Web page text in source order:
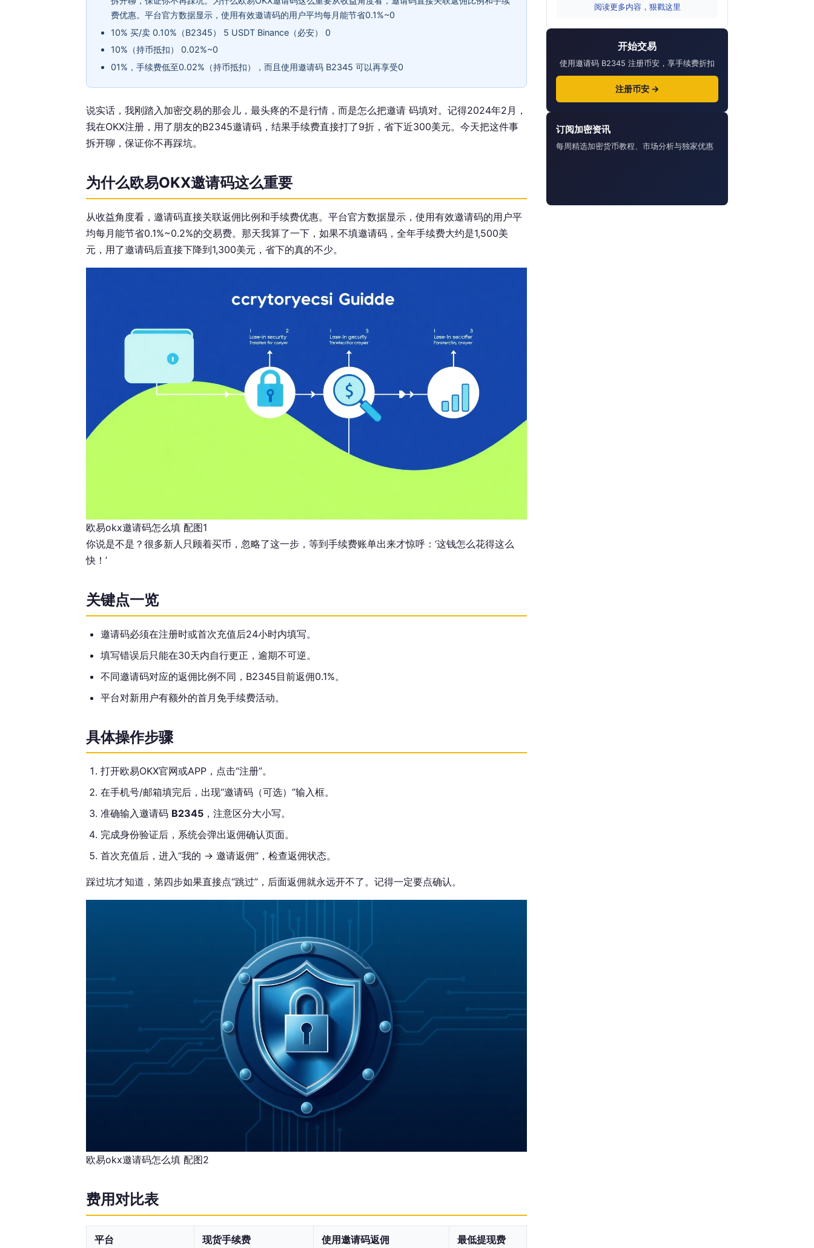
费优惠。平台官方数据显示，使用有效邀请码的用户平均每月能节省0.1%~0
10% 买/卖 0.10%（B2345） 5 USDT Binance（必安） 0
10%（持币抵扣） 0.02%~0
01%，手续费低至0.02%（持币抵扣），而且使用邀请码 B2345 可以再享受0
说实话，我刚踏入加密交易的那会儿，最头疼的不是行情，而是怎么把邀请 码填对。记得2024年2月，
我在OKX注册，用了朋友的B2345邀请码，结果手续费直接打了9折，省下近300美元。今天把这件事
拆开聊，保证你不再踩坑。
为什么欧易OKX邀请码这么重要
从收益角度看，邀请码直接关联返佣比例和手续费优惠。平台官方数据显示，使用有效邀请码的用户平
均每月能节省0.1%~0.2%的交易费。那天我算了一下，如果不填邀请码，全年手续费大约是1,500美
元，用了邀请码后直接下降到1,300美元，省下的真的不少。
欧易okx邀请码怎么填 配图1
你说是不是？很多新人只顾着买币，忽略了这一步，等到手续费账单出来才惊呼：‘这钱怎么花得这么
快！’
关键点一览
邀请码必须在注册时或首次充值后24小时内填写。
填写错误后只能在30天内自行更正，逾期不可逆。
不同邀请码对应的返佣比例不同，B2345目前返佣0.1%。
平台对新用户有额外的首月免手续费活动。
具体操作步骤
打开欧易OKX官网或APP，点击“注册”。
在手机号/邮箱填完后，出现“邀请码（可选）”输入框。
准确输入邀请码 B2345 ，注意区分大小写。
完成身份验证后，系统会弹出返佣确认页面。
首次充值后，进入“我的 -> 邀请返佣”，检查返佣状态。
踩过坑才知道，第四步如果直接点“跳过”，后面返佣就永远开不了。记得一定要点确认。
欧易okx邀请码怎么填 配图2
费用对比表
平台 现货手续费 使用邀请码返佣 最低提现费
阅读更多内容，狠戳这里
开始交易
使用邀请码 B2345 注册币安，享手续费折扣
注册币安 →
订阅加密资讯
每周精选加密货币教程、市场分析与独家优惠